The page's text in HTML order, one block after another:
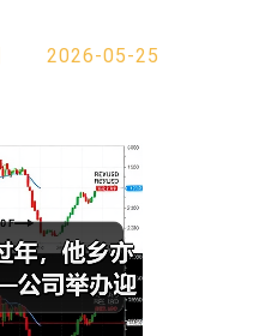
2026-05-25